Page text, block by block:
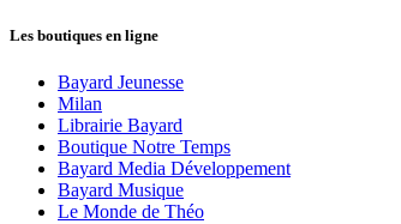
Les boutiques en ligne
Bayard Jeunesse
Milan
Librairie Bayard
Boutique Notre Temps
Bayard Media Développement
Bayard Musique
Le Monde de Théo